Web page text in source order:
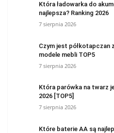
Która ładowarka do
najlepsza? Ranking 2026
7 sierpnia 2026
Czym jest półkotapczan
modele mebli TOP5
7 sierpnia 2026
Która parówka na twarz
2026 [TOP5]
7 sierpnia 2026
Które baterie AA są